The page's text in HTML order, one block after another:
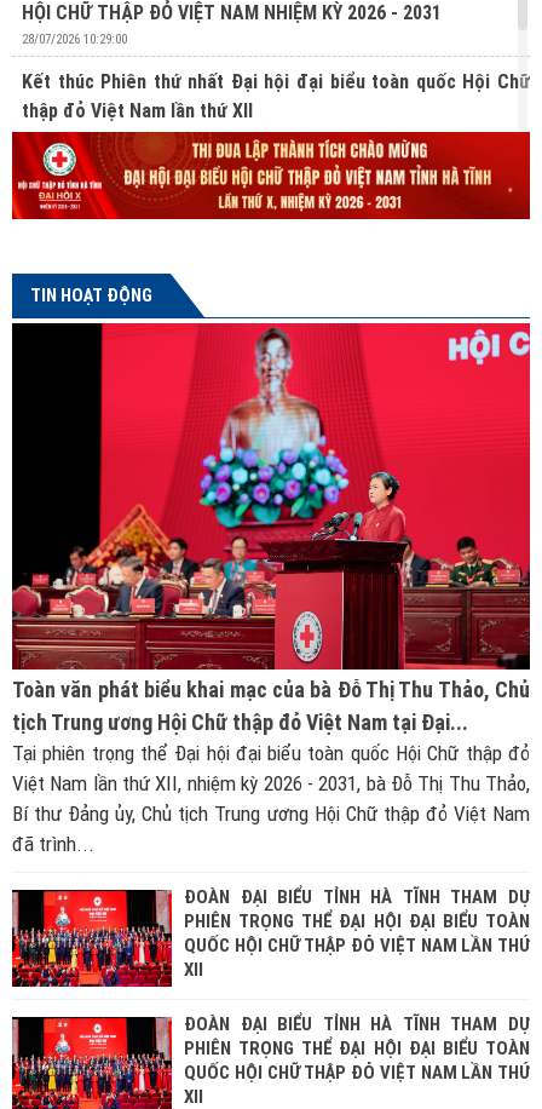
HỘI CHỮ THẬP ĐỎ VIỆT NAM NHIỆM KỲ 2026 - 2031
28/07/2026 10:29:00
Kết thúc Phiên thứ nhất Đại hội đại biểu toàn quốc Hội Chữ
thập đỏ Việt Nam lần thứ XII
27/07/2026 10:31:00
Lan tỏa nghĩa cử hiến mô, tạng từ Chương trình “Hành trình
Đỏ” lần thứ V tại Hà Tĩnh
TIN HOẠT ĐỘNG
Toàn văn phát biểu khai mạc của bà Đỗ Thị Thu Thảo, Chủ
tịch Trung ương Hội Chữ thập đỏ Việt Nam tại Đại...
Tại phiên trọng thể Đại hội đại biểu toàn quốc Hội Chữ thập đỏ
Việt Nam lần thứ XII, nhiệm kỳ 2026 - 2031, bà Đỗ Thị Thu Thảo,
Bí thư Đảng ủy, Chủ tịch Trung ương Hội Chữ thập đỏ Việt Nam
đã trình...
ĐOÀN ĐẠI BIỂU TỈNH HÀ TĨNH THAM DỰ
PHIÊN TRỌNG THỂ ĐẠI HỘI ĐẠI BIỂU TOÀN
QUỐC HỘI CHỮ THẬP ĐỎ VIỆT NAM LẦN THỨ
XII
ĐOÀN ĐẠI BIỂU TỈNH HÀ TĨNH THAM DỰ
PHIÊN TRỌNG THỂ ĐẠI HỘI ĐẠI BIỂU TOÀN
QUỐC HỘI CHỮ THẬP ĐỎ VIỆT NAM LẦN THỨ
XII